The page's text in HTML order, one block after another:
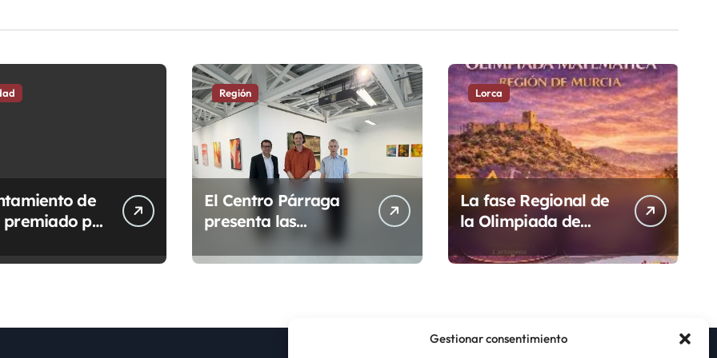
Gestionar consentimiento
de
por
Región
El Centro Párraga
presenta las
fotografías de
acuarelas y óleos de
fotográficos
Lorca
La fase Regional de
la Olimpiada de
llevará a cabo en el
de mayo. ¡No te lo